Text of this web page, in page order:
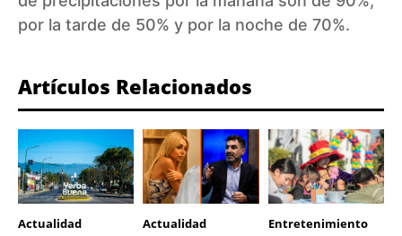
por la tarde de 50% y por la noche de 70%.
Artículos Relacionados
Actualidad Actualidad Entretenimiento